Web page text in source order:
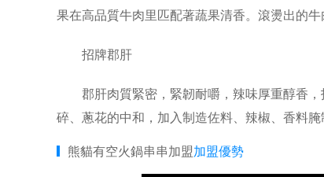
果在高品質牛肉里匹配著蔬果清香。滾燙出的
招牌郡肝
郡肝肉質緊密，緊韌耐嚼，辣味厚重醇香，
碎、蔥花的中和，加入制造佐料、辣椒、香料
熊貓有空火鍋串串加盟加盟優勢